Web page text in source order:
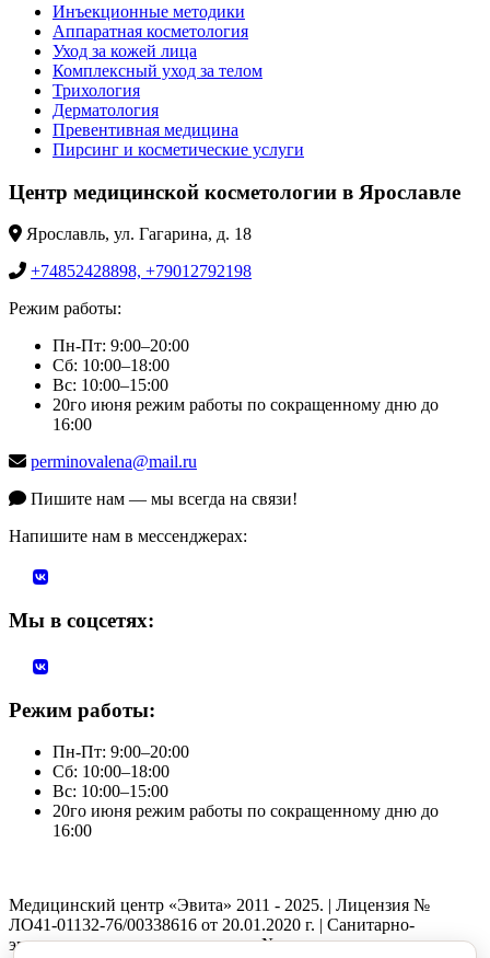
Инъекционные методики
Аппаратная косметология
Уход за кожей лица
Комплексный уход за телом
Трихология
Дерматология
Превентивная медицина
Пирсинг и косметические услуги
Центр медицинской косметологии в Ярославле
Ярославль, ул. Гагарина, д. 18
+74852428898, +79012792198
Режим работы:
Пн-Пт: 9:00–20:00
Сб: 10:00–18:00
Вс: 10:00–15:00
20го июня режим работы по сокращенному дню до
16:00
perminovalena@mail.ru
Пишите нам — мы всегда на связи!
Напишите нам в мессенджерах:
Мы в соцсетях:
Режим работы:
Пн-Пт: 9:00–20:00
Сб: 10:00–18:00
Вс: 10:00–15:00
20го июня режим работы по сокращенному дню до
16:00
Медицинский центр «Эвита» 2011 - 2025. | Лицензия №
ЛО41-01132-76/00338616 от 20.01.2020 г. | Санитарно-
эпидемиологическое заключение №